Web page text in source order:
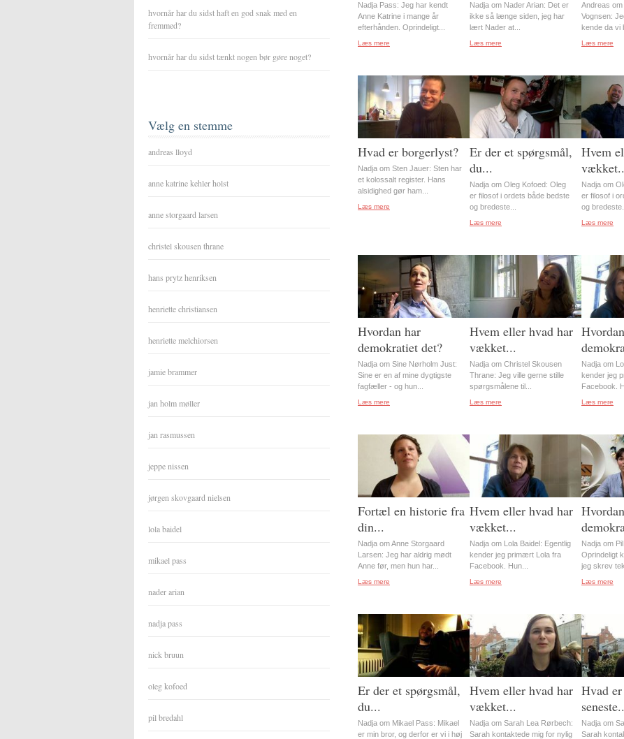
hvornår har du sidst haft en god snak med en
fremmed?
hvornår har du sidst tænkt nogen bør gøre noget?
Vælg en stemme
andreas lloyd
anne katrine kehler holst
anne storgaard larsen
christel skousen thrane
hans prytz henriksen
henriette christiansen
henriette melchiorsen
jamie brammer
jan holm møller
jan rasmussen
jeppe nissen
jørgen skovgaard nielsen
lola baidel
mikael pass
nader arian
nadja pass
nick bruun
oleg kofoed
pil bredahl
Nadja Pass: Jeg har kendt
Anne Katrine i mange år
efterhånden. Oprindeligt...
Læs mere
Nadja om Nader Arian: Det er
ikke så længe siden, jeg har
lært Nader at...
Læs mere
Andreas
Vognsen:
kende da vi
Læs mere
Hvad er borgerlyst?
Nadja om Sten Jauer: Sten har
et kolossalt register. Hans
alsidighed gør ham...
Læs mere
Er der et spørgsmål,
du...
Nadja om Oleg Kofoed: Oleg
er filosof i ordets både bedste
og bredeste...
Læs mere
Hvem
Nadja om
er filosof i
og bredeste...
Læs mere
Hvordan har
demokratiet det?
Nadja om Sine Nørholm Just:
Sine er en af mine dygtigste
fagfæller - og hun...
Læs mere
Hvem eller hvad har
vækket...
Nadja om Christel Skousen
Thrane: Jeg ville gerne stille
spørgsmålene til...
Læs mere
Nadja om
kender jeg
Facebook.
Læs mere
Fortæl en historie fra
din...
Nadja om Anne Storgaard
Larsen: Jeg har aldrig mødt
Anne før, men hun har...
Læs mere
Hvem eller hvad har
vækket...
Nadja om Lola Baidel: Egentlig
kender jeg primært Lola fra
Facebook. Hun...
Læs mere
Nadja om
Oprindeligt
jeg skrev
Læs mere
Er der et spørgsmål,
du...
Nadja om Mikael Pass: Mikael
er min bror, og derfor er vi i høj
Hvem eller hvad har
vækket...
Nadja om Sarah Lea Rørbech:
Sarah kontaktede mig for nylig
Hvad
Nadja om
Sarah